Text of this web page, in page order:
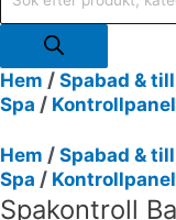
Hem / Spabad &
Spa /
Hem / Spabad &
Spa /
Spakontroll